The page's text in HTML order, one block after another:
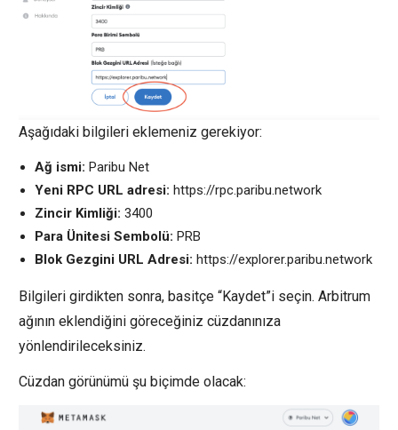
Aşağıdaki bilgileri eklemeniz gerekiyor:
Ağ ismi: Paribu Net
Yeni RPC URL adresi: https://rpc.paribu.network
Zincir Kimliği: 3400
Para Ünitesi Sembolü: PRB
Blok Gezgini URL Adresi: https://explorer.paribu.network
Bilgileri girdikten sonra, basitçe “Kaydet”i seçin. Arbitrum
ağının eklendiğini göreceğiniz cüzdanınıza
yönlendirileceksiniz.
Cüzdan görünümü şu biçimde olacak: